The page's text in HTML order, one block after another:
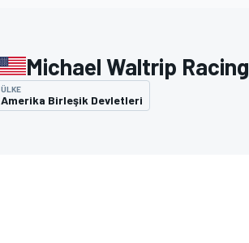
Michael Waltrip Racing
ÜLKE
Amerika Birleşik Devletleri